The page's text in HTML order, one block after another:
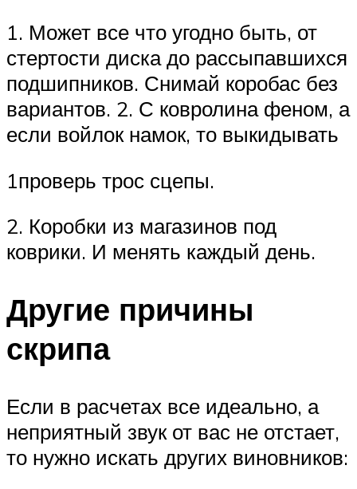
1. Может все что угодно быть, от
стертости диска до рассыпавшихся
подшипников. Снимай коробас без
вариантов. 2. С ковролина феном, а
если войлок намок, то выкидывать
1проверь трос сцепы.
2. Коробки из магазинов под
коврики. И менять каждый день.
Другие причины
скрипа
Если в расчетах все идеально, а
неприятный звук от вас не отстает,
то нужно искать других виновников: